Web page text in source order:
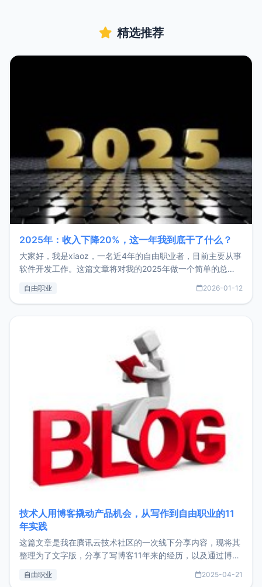
精选推荐
2025年：收入下降20%，这一年我到底干了什么？
大家好，我是xiaoz，一名近4年的自由职业者，目前主要从事
软件开发工作。这篇文章将对我的2025年做一个简单的总
收入下降20%，但却过得很充实，2026年不求突破，但求保
自由职业 2026-01-12
技术人用博客撬动产品机会，从写作到自由职业的11
年实践
这篇文章是我在腾讯云技术社区的一次线下分享内容，现将其
整理为了文字版，分享了写博客11年来的经历，以及通过博客
了我的首个产品ImgURL的真实数据和产品现状。自我介绍大
自由职业 2025-04-21